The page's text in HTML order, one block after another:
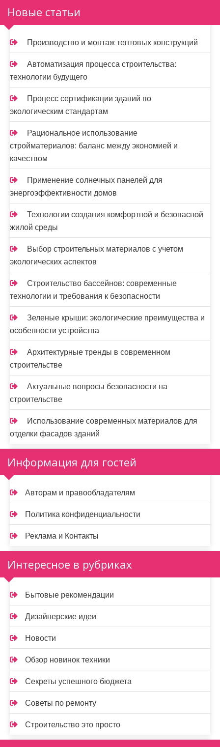
п
и
с
я
м
Новые статьи
Производство и монтаж тентовых конструкций
Автоматизация процесса строительства:
технологии будущего
Процесс сертификации зданий по
экологическим стандартам
Рациональное использование
стройматериалов: баланс между экономией и
качеством
Применение солнечных панелей для
энергоэффективности домов
Технологии создания комфортной и безопасной
жилой среды
Выбор строительных материалов с учетом
экологических аспектов
Строительство бассейнов: современные
технологии и требования к безопасности
Зеленые крыши: экологические преимущества и
особенности устройства
Архитектурные тренды в современном
строительстве
Актуальные вопросы безопасности на
строительстве
Использование современных материалов для
отделки фасадов зданий
Информация для гостей
Авторам и правообладателям
Политика конфиденциальности
Реклама и Контакты
Интересное в рубриках
Бытовые рекомендации
Дизайнерские идеи
Новости
Обзор новинок техники
Секреты успешного бюджета
Советы по ремонту
Строительство это просто